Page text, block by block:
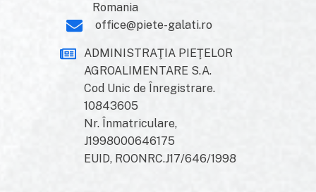
Romania
office@piete-galati.ro
ADMINISTRAŢIA PIEŢELOR
AGROALIMENTARE S.A.
Cod Unic de Înregistrare.
10843605
Nr. Înmatriculare,
J1998000646175
EUID, ROONRC.J17/646/1998